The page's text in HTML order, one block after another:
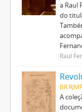
a Raul
do
Raul
BR
A